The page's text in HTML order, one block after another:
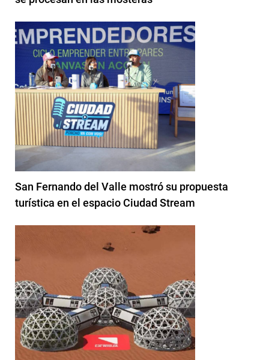
San Fernando del Valle mostró su propuesta
turística en el espacio Ciudad Stream